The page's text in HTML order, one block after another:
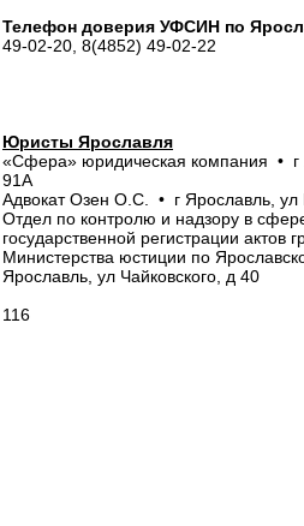
Телефон доверия УФСИН по
49-02-20, 8(4852) 49-02-22
Юристы Ярославля
«Сфера» юридическая компания • г
91А
Адвокат Озен О.С. • г Ярославль, ул
Отдел по контролю и надзору в
государственной регистрации актов
Министерства юстиции по
Ярославль, ул Чайковского, д 40
116